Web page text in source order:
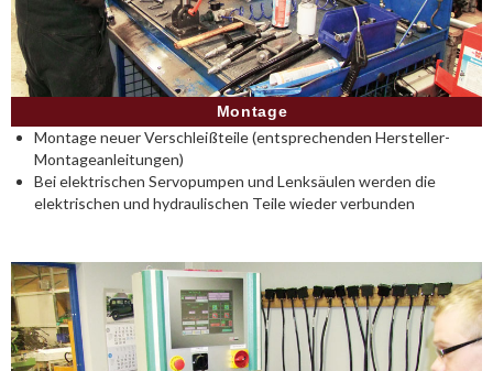
Montage
Montage neuer Verschleißteile (entsprechenden Hersteller-
Montageanleitungen)
Bei elektrischen Servopumpen und Lenksäulen werden die
elektrischen und hydraulischen Teile wieder verbunden